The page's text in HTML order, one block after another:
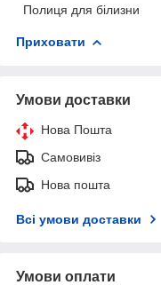
Полиця для білизни
Приховати
Умови доставки
Нова Пошта
Самовивіз
Нова пошта
Всі умови доставки
Умови оплати